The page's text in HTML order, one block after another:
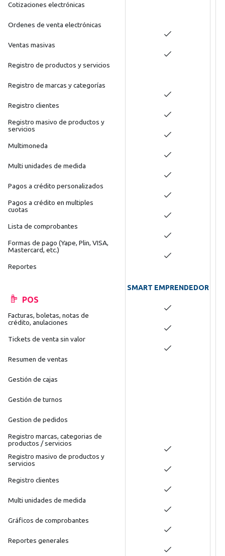
Cotizaciones electrónicas
Ordenes de venta electrónicas
Ventas masivas
Registro de productos y servicios
Registro de marcas y categorías
Registro clientes
Registro masivo de productos y
servicios
Multimoneda
Multi unidades de medida
Pagos a crédito personalizados
Pagos a crédito en multiples
cuotas
Lista de comprobantes
Formas de pago (Yape, Plin, VISA,
Mastercard, etc.)
Reportes
POS
Facturas, boletas, notas de
crédito, anulaciones
Tickets de venta sin valor
Resumen de ventas
Gestión de cajas
Gestión de turnos
Gestion de pedidos
Registro marcas, categorias de
productos / servicios
Registro masivo de productos y
servicios
Registro clientes
Multi unidades de medida
Gráficos de comprobantes
Reportes generales
SMART EMPRENDEDOR